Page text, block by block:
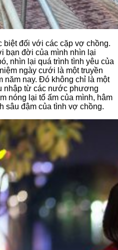
biệt đối với các cặp vợ chồng.
bạn đời của mình nhìn lại
nhìn lại quá trình tình yêu của
ngày cưới là một truyền
năm nay. Đó không chỉ là một
nhập từ các nước phương
nóng lại tổ ấm của mình, hâm
sâu đậm của tình vợ chồng.